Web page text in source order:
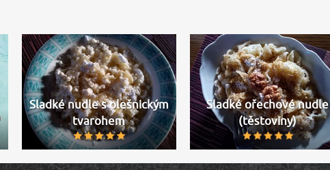
Sladké nudle s olešnickým
tvarohem
Sladké ořechové nudle
(těstoviny)